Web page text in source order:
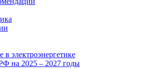
в электроэнергетике
на 2025 – 2027 годы